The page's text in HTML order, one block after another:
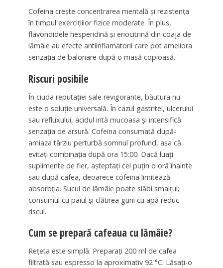
Cofeina crește concentrarea mentală și rezistența
în timpul exercițiilor fizice moderate. În plus,
flavonoidele hesperidină și eriocitrină din coaja de
lămâie au efecte antiinflamatorii care pot ameliora
senzația de balonare după o masă copioasă.
Riscuri posibile
În ciuda reputației sale revigorante, băutura nu
este o soluție universală. În cazul gastritei, ulcerului
sau refluxului, acidul irită mucoasa și intensifică
senzația de arsură. Cofeina consumată după-
amiaza târziu perturbă somnul profund, așa că
evitați combinația după ora 15:00. Dacă luați
suplimente de fier, așteptați cel puțin o oră înainte
sau după cafea, deoarece cofeina limitează
absorbția. Sucul de lămâie poate slăbi smalțul;
consumul cu paiul și clătirea gurii cu apă reduc
riscul.
Cum se prepară cafeaua cu lămâie?
Rețeta este simplă. Preparați 200 ml de cafea
filtrată sau espresso la aproximativ 92 °C. Lăsați-o